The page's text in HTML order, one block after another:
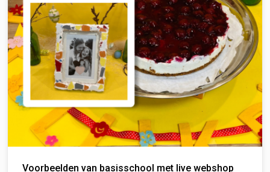
Voorbeelden van basisschool met live webshop